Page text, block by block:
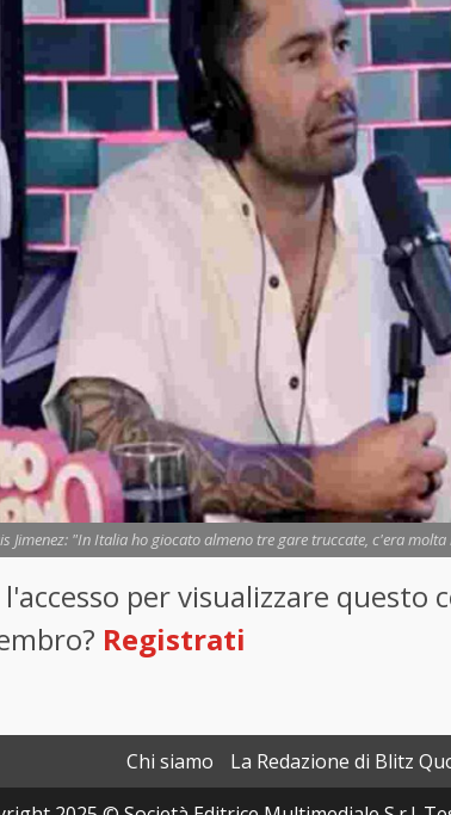
Jimenez: "In Italia ho giocato almeno tre gare truccate, c'era
per visualizzare questo
Registrati
Chi siamo La Redazione di Blitz